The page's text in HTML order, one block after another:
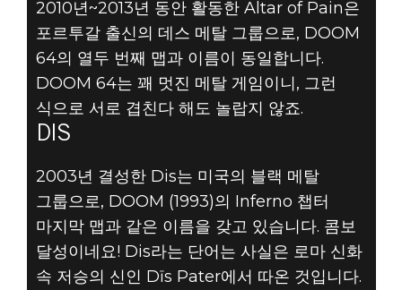
2010년~2013년 동안 활동한 Altar of Pain은
포르투갈 출신의 데스 메탈 그룹으로, DOOM
64의 열두 번째 맵과 이름이 동일합니다.
DOOM 64는 꽤 멋진 메탈 게임이니, 그런
식으로 서로 겹친다 해도 놀랍지 않죠.
DIS
2003년 결성한 Dis는 미국의 블랙 메탈
그룹으로, DOOM (1993)의 Inferno 챕터
마지막 맵과 같은 이름을 갖고 있습니다. 콤보
달성이네요! Dis라는 단어는 사실은 로마 신화
속 저승의 신인 Dīs Pater에서 따온 것입니다.